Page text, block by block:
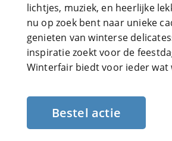
lichtjes, muziek, en heerlijke
nu op zoek bent naar unieke
genieten van winterse
inspiratie zoekt voor de
Winterfair biedt voor ieder wat
Bestel actie